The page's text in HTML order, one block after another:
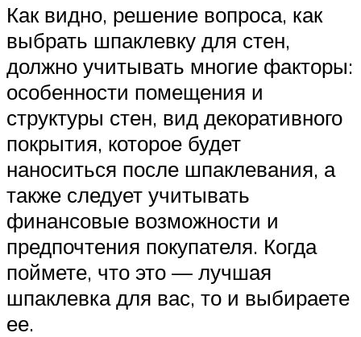
Как видно, решение вопроса, как
выбрать шпаклевку для стен,
должно учитывать многие факторы:
особенности помещения и
структуры стен, вид декоративного
покрытия, которое будет
наноситься после шпаклевания, а
также следует учитывать
финансовые возможности и
предпочтения покупателя. Когда
поймете, что это — лучшая
шпаклевка для вас, то и выбираете
ее.